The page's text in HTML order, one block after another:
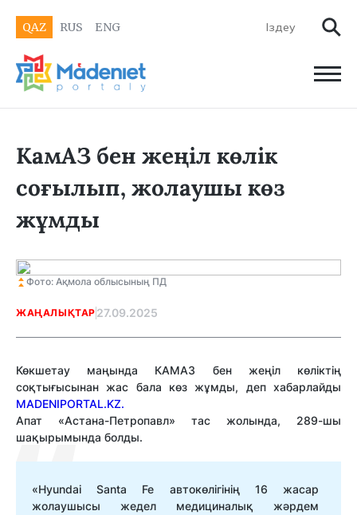
QAZ RUS ENG
КамАЗ бен жеңіл көлік
соғылып, жолаушы көз
жұмды
Фото: Ақмола облысының ПД
ЖАҢАЛЫҚТАР 27.09.2025
Көкшетау маңында КАМАЗ бен жеңіл көліктің
соқтығысынан жас бала көз жұмды, деп хабарлайды
MADENIPORTAL.KZ.
Апат «Астана-Петропавл» тас жолында, 289-шы
шақырымында болды.
«Hyundai Santa Fe автокөлігінің 16 жасар
жолаушысы жедел медициналық жәрдем